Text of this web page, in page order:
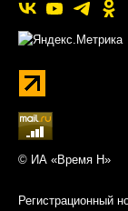
© ИА «Время Н»
Регистрационный